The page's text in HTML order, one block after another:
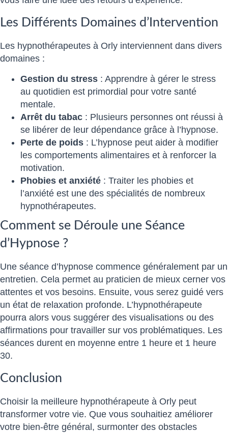
Les Différents Domaines d’Intervention
Les hypnothérapeutes à Orly interviennent dans divers
domaines :
Gestion du stress : Apprendre à gérer le stress
au quotidien est primordial pour votre santé
mentale.
Arrêt du tabac : Plusieurs personnes ont réussi à
se libérer de leur dépendance grâce à l’hypnose.
Perte de poids : L’hypnose peut aider à modifier
les comportements alimentaires et à renforcer la
motivation.
Phobies et anxiété : Traiter les phobies et
l’anxiété est une des spécialités de nombreux
hypnothérapeutes.
Comment se Déroule une Séance
d’Hypnose ?
Une séance d’hypnose commence généralement par un
entretien. Cela permet au praticien de mieux cerner vos
attentes et vos besoins. Ensuite, vous serez guidé vers
un état de relaxation profonde. L’hypnothérapeute
pourra alors vous suggérer des visualisations ou des
affirmations pour travailler sur vos problématiques. Les
séances durent en moyenne entre 1 heure et 1 heure
30.
Conclusion
Choisir la meilleure hypnothérapeute à Orly peut
transformer votre vie. Que vous souhaitiez améliorer
votre bien-être général, surmonter des obstacles